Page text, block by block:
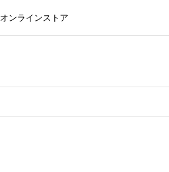
オンラインストア